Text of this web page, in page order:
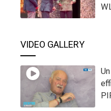
VIDEO GALLERY